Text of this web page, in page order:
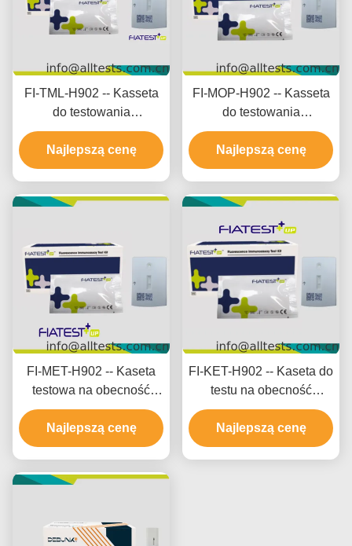
FI-TML-H902 -- Kasseta
do testowania
pojedynczych leków -
Tramadol (TML) (włosy)
Najlepszą cenę
FI-MOP-H902 -- Kasseta
do testowania
pojedynczych leków - M
orfina (MOP) (włosy)
Najlepszą cenę
FI-MET-H902 -- Kaseta
testowa na obecność
pojedynczego leku - M
etamfetamina (MET)
Najlepszą cenę
FI-KET-H902 -- Kaseta do
testu na obecność
pojedynczego leku -
Ketamina (KET) (Włosy)
Najlepszą cenę